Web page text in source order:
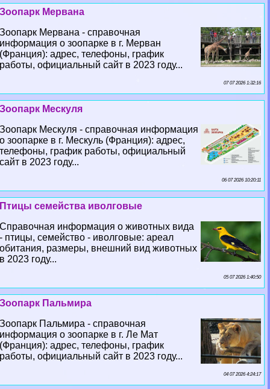
Зоопарк Мервана
Зоопарк Мервана - справочная
информация о зоопарке в г. Мерван
(Франция): адрес, телефоны, график
работы, официальный сайт в 2023 году...
07 07 2026 1:32:16
Зоопарк Мескуля
Зоопарк Мескуля - справочная информация
о зоопарке в г. Мескуль (Франция): адрес,
телефоны, график работы, официальный
сайт в 2023 году...
06 07 2026 10:20:11
Птицы семейства иволговые
Справочная информация о животных вида
- птицы, семейство - иволговые: ареал
обитания, размеры, внешний вид животных
в 2023 году...
05 07 2026 1:40:50
Зоопарк Пальмира
Зоопарк Пальмира - справочная
информация о зоопарке в г. Ле Мат
(Франция): адрес, телефоны, график
работы, официальный сайт в 2023 году...
04 07 2026 4:24:17